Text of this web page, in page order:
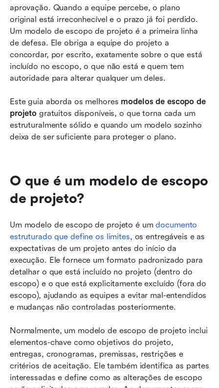
aprovação. Quando a equipe percebe, o plano
original está irreconhecível e o prazo já foi perdido.
Um modelo de escopo de projeto é a primeira linha
de defesa. Ele obriga a equipe do projeto a
concordar, por escrito, exatamente sobre o que está
incluído no escopo, o que não está e quem tem
autoridade para alterar qualquer um deles.
Este guia aborda os melhores modelos de escopo de
projeto gratuitos disponíveis, o que torna cada um
estruturalmente sólido e quando um modelo sozinho
deixa de ser suficiente para proteger o plano.
O que é um modelo de escopo
de projeto?
Um modelo de escopo de projeto é um documento
estruturado que define os limites, os entregáveis e as
expectativas de um projeto antes do início da
execução. Ele fornece um formato padronizado para
detalhar o que está incluído no projeto (dentro do
escopo) e o que está explicitamente excluído (fora do
escopo), ajudando as equipes a evitar mal-entendidos
e mudanças não controladas posteriormente.
Normalmente, um modelo de escopo de projeto inclui
elementos-chave como objetivos do projeto,
entregas, cronogramas, premissas, restrições e
critérios de aceitação. Ele também identifica as partes
interessadas e define como as alterações de escopo
FAQs
Leitura relacionada